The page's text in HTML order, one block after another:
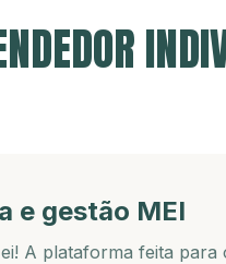
e gestão MEI
A plataforma feita para